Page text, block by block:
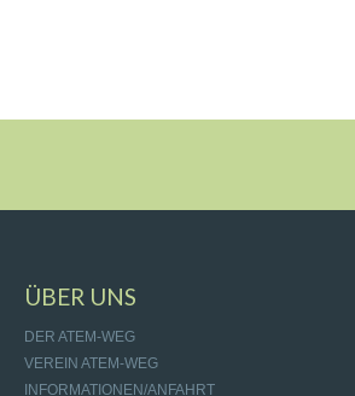
ÜBER UNS
DER ATEM-WEG
VEREIN ATEM-WEG
INFORMATIONEN/ANFAHRT